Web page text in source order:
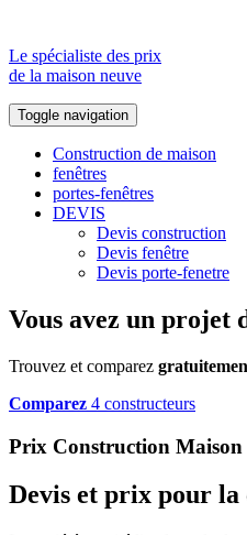
Le spécialiste des prix
de la maison neuve
Toggle navigation
Construction de maison
fenêtres
portes-fenêtres
DEVIS
Devis construction
Devis fenêtre
Devis porte-fenetre
Vous avez un projet
Trouvez et comparez
Comparez 4 constructeurs
Prix Construction Maison
Devis et prix pour la